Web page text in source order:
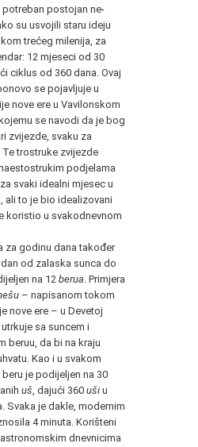
postojan ne-
su usvojili staru ideju
trećeg milenija, za
12 mjeseci od 30
ciklus od 360 dana. Ovaj
se pojavljuje u
nove ere u Vavilonskom
se navodi da je bog
zvijezde, svaku za
Te trostruke zvijezde
podjelama
svaki idealni mjesec u
ali to je bio idealizovani
koristio u svakodnevnom
za godinu dana također
od zalaska sunca do
na 12 berua . Primjera
– napisanom tokom
nove ere – u Devetoj
sa suncem i
beruu, da bi na kraju
Kao i u svakom
je podijeljen na 30
uš , dajući 360 uši u
Svaka je dakle, modernim
4 minuta. Korišteni
dnevnicima